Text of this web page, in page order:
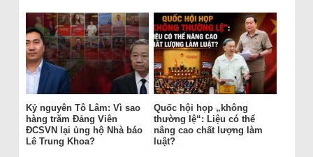
Kỷ nguyên Tô Lâm: Vì sao
hàng trăm Đảng Viên
ĐCSVN lại ủng hộ Nhà báo
Lê Trung Khoa?
Quốc hội họp „không
thường lệ“: Liệu có thể
nâng cao chất lượng làm
luật?